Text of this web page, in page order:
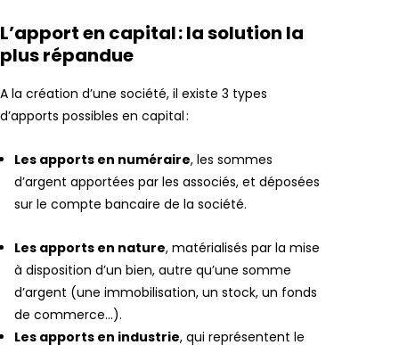
L’apport en capital : la solution la
plus répandue
A la création d’une société, il existe 3 types
d’apports possibles en capital :
Les apports en numéraire, les sommes
d’argent apportées par les associés, et déposées
sur le compte bancaire de la société.
Les apports en nature, matérialisés par la mise
à disposition d’un bien, autre qu’une somme
d’argent (une immobilisation, un stock, un fonds
de commerce…).
Les apports en industrie, qui représentent le